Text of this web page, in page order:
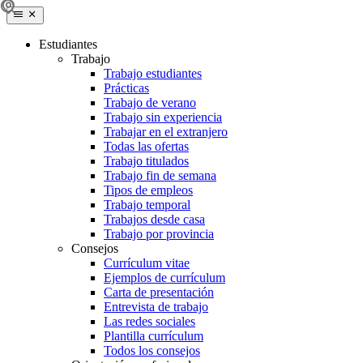
Estudiantes
Trabajo
Trabajo estudiantes
Prácticas
Trabajo de verano
Trabajo sin experiencia
Trabajar en el extranjero
Todas las ofertas
Trabajo titulados
Trabajo fin de semana
Tipos de empleos
Trabajo temporal
Trabajos desde casa
Trabajo por provincia
Consejos
Currículum vitae
Ejemplos de currículum
Carta de presentación
Entrevista de trabajo
Las redes sociales
Plantilla currículum
Todos los consejos